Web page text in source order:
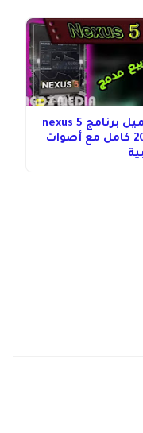
تحميل برنامج nexus 5
2025 كامل مع أصوات